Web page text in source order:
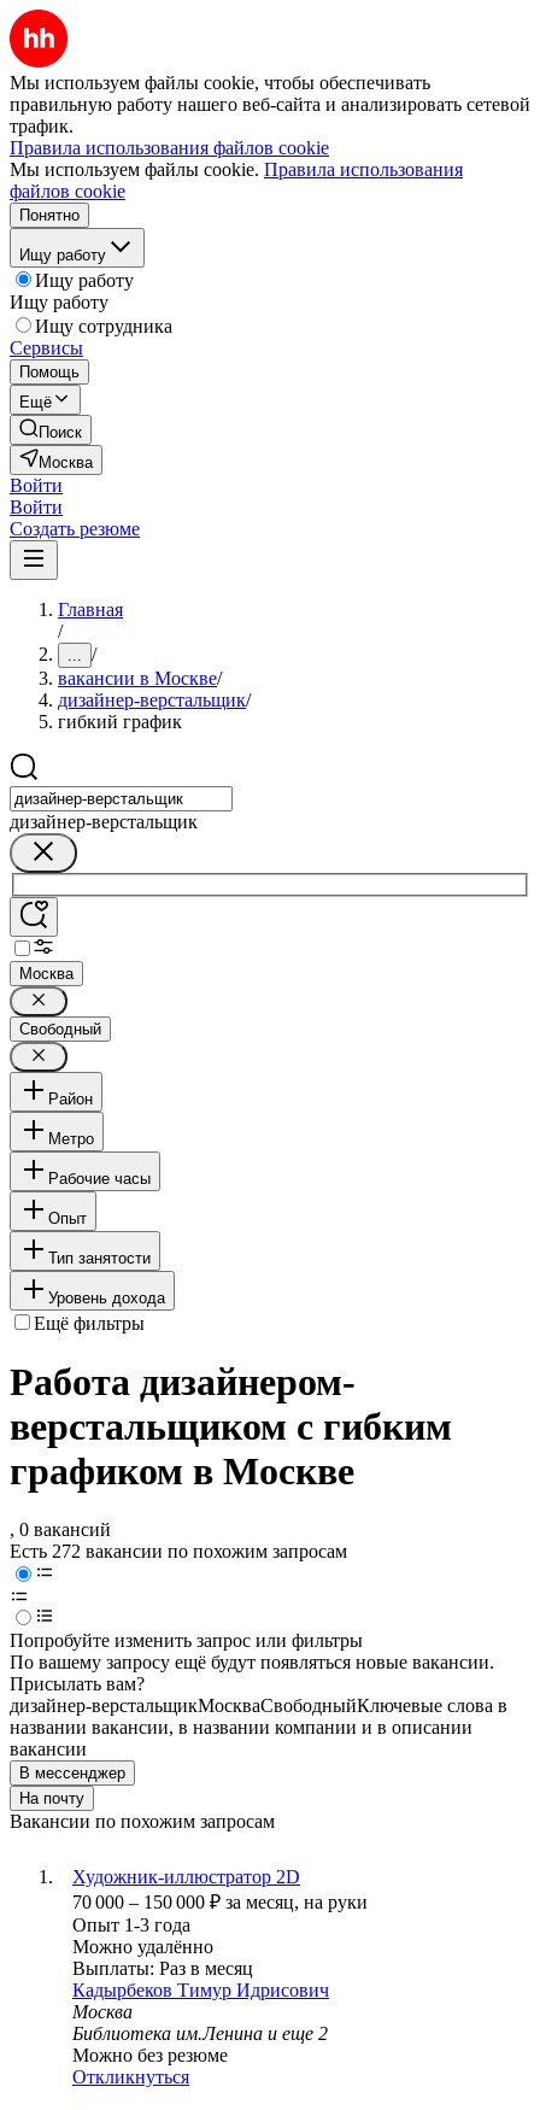
Мы используем файлы cookie, чтобы обеспечивать
правильную работу нашего веб-сайта и анализировать сетевой
трафик.
Правила использования файлов cookie
Мы используем файлы cookie. Правила использования
файлов cookie
Понятно
Ищу работу
Ищу работу
Ищу работу
Ищу сотрудника
Сервисы
Помощь
Ещё
Поиск
Москва
Войти
Войти
Создать резюме
Главная
/
... /
вакансии в Москве/
дизайнер-верстальщик/
гибкий график
дизайнер-верстальщик
Москва
Свободный
Район
Метро
Рабочие часы
Опыт
Тип занятости
Уровень дохода
Ещё фильтры
Работа дизайнером-
верстальщиком с гибким
графиком в Москве
, 0 вакансий
Есть 272 вакансии по похожим запросам
Попробуйте изменить запрос или фильтры
По вашему запросу ещё будут появляться новые вакансии.
Присылать вам?
дизайнер-верстальщикМоскваСвободныйКлючевые слова в
названии вакансии, в названии компании и в описании
вакансии
В мессенджер
На почту
Вакансии по похожим запросам
Художник-иллюстратор 2D
70 000 – 150 000 ₽ за месяц, на руки
Опыт 1-3 года
Можно удалённо
Выплаты: Раз в месяц
Кадырбеков Тимур Идрисович
Москва
Библиотека им.Ленина и еще 2
Можно без резюме
Откликнуться